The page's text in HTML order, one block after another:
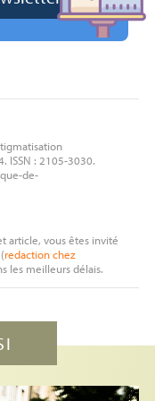
ISSN : 2105-3030.
de-
article, vous êtes invité
redactionchez
les meilleurs délais.